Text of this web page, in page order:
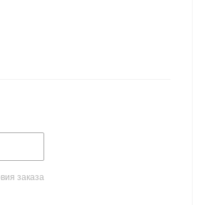
заказа